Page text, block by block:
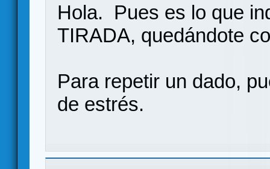
Hola. Pues es lo que
TIRADA, quedándote
Para repetir un dado,
de estrés.